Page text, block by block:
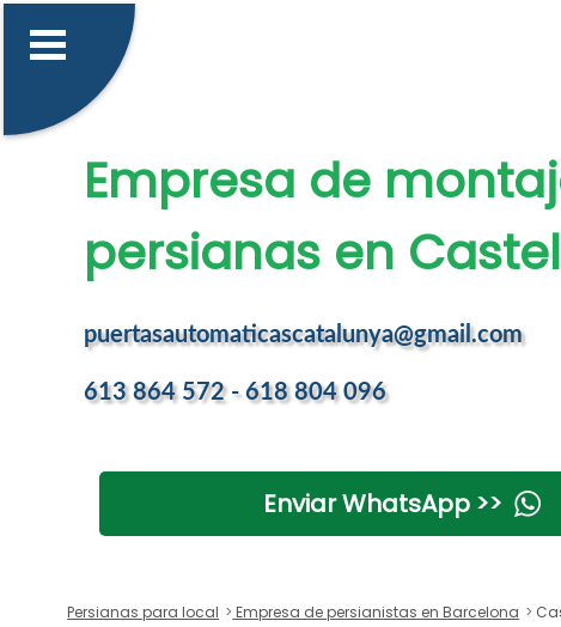
Empresa de
persianas en
puertasautomaticascatalunya@gmail.com
613 864 572 - 618 804 096
Enviar WhatsApp >>
Persianas para local Empresa de persianistas en Barcelona